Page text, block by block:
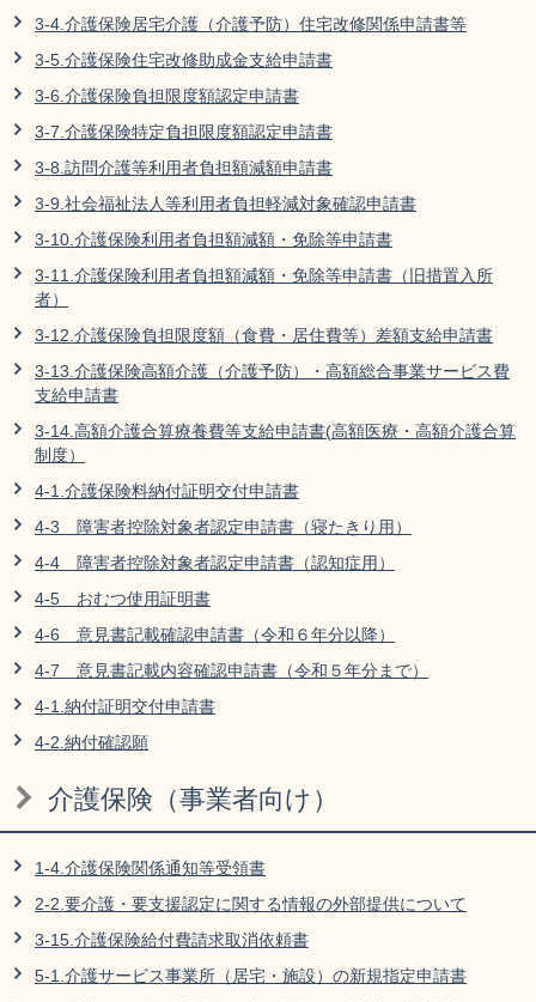
3-4.介護保険居宅介護（介護予防）住宅改修関係申請書等
3-5.介護保険住宅改修助成金支給申請書
3-6.介護保険負担限度額認定申請書
3-7.介護保険特定負担限度額認定申請書
3-8.訪問介護等利用者負担額減額申請書
3-9.社会福祉法人等利用者負担軽減対象確認申請書
3-10.介護保険利用者負担額減額・免除等申請書
3-11.介護保険利用者負担額減額・免除等申請書（旧措置入所
者）
3-12.介護保険負担限度額（食費・居住費等）差額支給申請書
3-13.介護保険高額介護（介護予防）・高額総合事業サービス費
支給申請書
3-14.高額介護合算療養費等支給申請書(高額医療・高額介護合算
制度）
4-1.介護保険料納付証明交付申請書
4-3 障害者控除対象者認定申請書（寝たきり用）
4-4 障害者控除対象者認定申請書（認知症用）
4-5 おむつ使用証明書
4-6 意見書記載確認申請書（令和６年分以降）
4-7 意見書記載内容確認申請書（令和５年分まで）
4-1.納付証明交付申請書
4-2.納付確認願
介護保険（事業者向け）
1-4.介護保険関係通知等受領書
2-2.要介護・要支援認定に関する情報の外部提供について
3-15.介護保険給付費請求取消依頼書
5-1.介護サービス事業所（居宅・施設）の新規指定申請書